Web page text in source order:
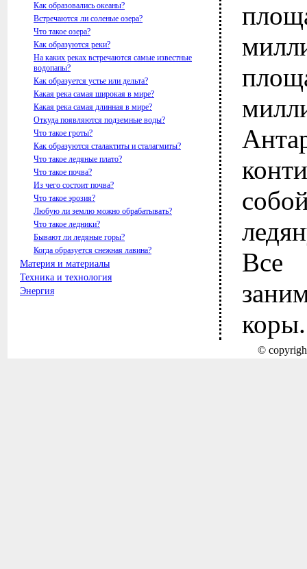
Как образовались океаны?
Встречаются ли соленые озера?
Что такое озера?
Как образуются реки?
На каких реках встречаются самые известные
водопапы?
Как образуется устье или дельта?
Какая река самая широкая в мире?
Какая река самая длинная в мире?
Откуда появляются подземные воды?
Что такое гроты?
Как образуются сталактиты и сталагмиты?
Что такое ледяные плато?
Что такое почва?
Из чего состоит почва?
Что такое эрозия?
Любую ли землю можно обрабатывать?
Что такое ледники?
Бывают ли ледяные горы?
Когда образуется снежная лавина?
Материя и материалы
Техника и технология
Энергия
коры.
©